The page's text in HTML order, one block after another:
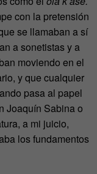
con la pretensión
se llamaban a sí
a sonetistas y a
moviendo en el
y que cualquier
pasa al papel
Joaquín Sabina o
a mi juicio,
los fundamentos